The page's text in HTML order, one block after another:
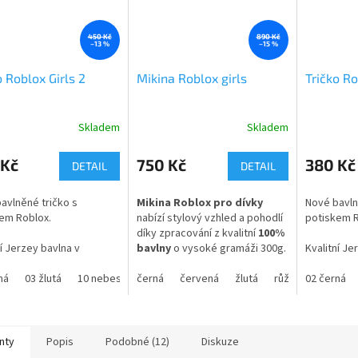
450 Kč
–13 %
Roblox Girls 2
Skladem
DETAIL
tričko s
Roblox.
Jerzey bavlna v
03 žlutá 10 nebesky modrá 12 tyrkysová 44 střední modrá
890 Kč
–15 %
Mikina Roblox girls
produktu
je
z
5
hvězdiček.
Skladem
750 Kč DETAIL
Mikina Roblox pro dívky
nabízí stylový vzhled a pohodlí
díky zpracování z kvalitní100%
bavlnyo vysoké gramáži 300g.
Vybírat můžete z dětských
Roblox
černá červená žlutá růžová
Tričko
produktu
je
z
5
380 Kč
Nové
potiskem
Kvalitní
02 černá
Popis Podobné (12) Diskuze